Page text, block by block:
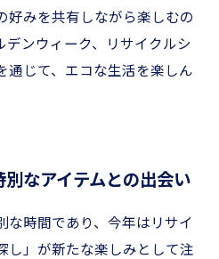
好みを共有しながら楽しむの
デンウィーク、リサイクルシ
通じて、エコな生活を楽しん
なアイテムとの出会い
な時間であり、今年はリサイ
し」が新たな楽しみとして注